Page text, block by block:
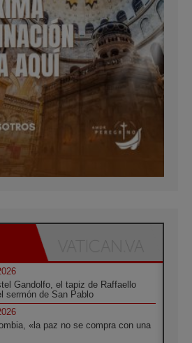
Gandolfo, el tapiz de Raffaello
sermón de San Pablo
«la paz no se compra con una